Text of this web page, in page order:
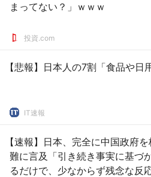
まってない？」ｗｗｗ
投資.com
【悲報】日本人の7割「食品や日
IT速報
【速報】日本、完全に中国政府
難に言及「引き続き事実に基づ
るだけで、少なからず残念な反